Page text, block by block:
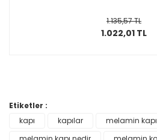
1.135,57 TL
1.022,01 TL
Etiketler :
kapı
kapılar
melamin kapı